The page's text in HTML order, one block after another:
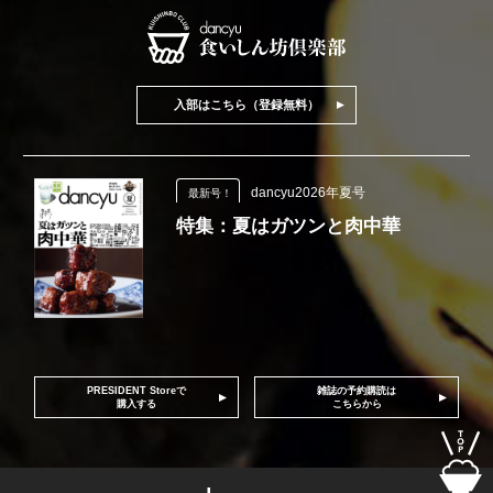
入部はこちら（登録無料）
最新号！ dancyu2026年夏号
特集：夏はガツンと肉中華
PRESIDENT Storeで
購入する
雑誌の予約購読は
こちらから